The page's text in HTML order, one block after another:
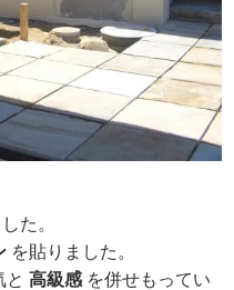
た。
を貼りました。
と高級感 を併せもってい